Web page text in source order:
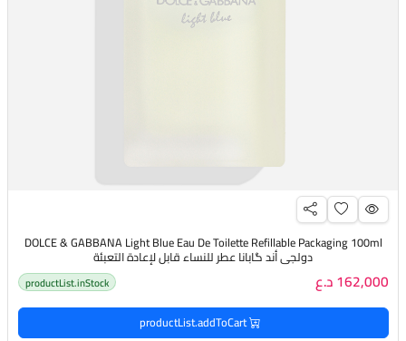
DOLCE & GABBANA Light Blue Eau De Toilette Refillable Packaging 100ml
دولجي أند گابانا عطر للنساء قابل لإعادة التعبئة
162,000 د.ع productList.inStock
productList.addToCart